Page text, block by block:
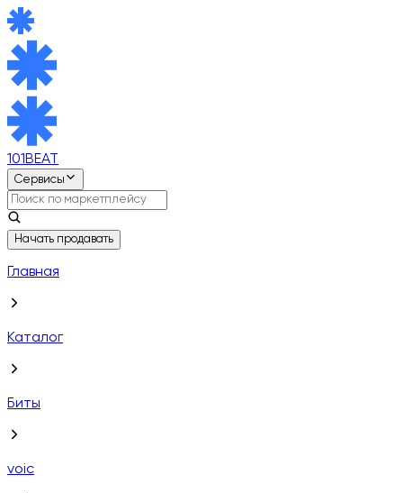
101BEAT
Сервисы
Начать продавать
Главная
Каталог
Биты
voic